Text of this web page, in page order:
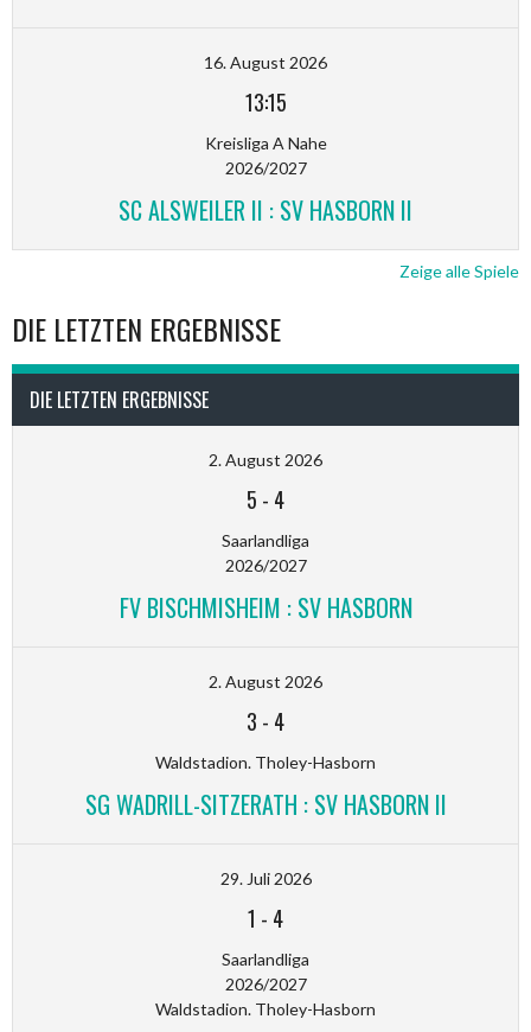
16. August 2026
13:15
Kreisliga A Nahe
2026/2027
SC ALSWEILER II : SV HASBORN II
Zeige alle Spiele
DIE LETZTEN ERGEBNISSE
DIE LETZTEN ERGEBNISSE
2. August 2026
5 - 4
Saarlandliga
2026/2027
FV BISCHMISHEIM : SV HASBORN
2. August 2026
3 - 4
Waldstadion. Tholey-Hasborn
SG WADRILL-SITZERATH : SV HASBORN II
29. Juli 2026
1 - 4
Saarlandliga
2026/2027
Waldstadion. Tholey-Hasborn